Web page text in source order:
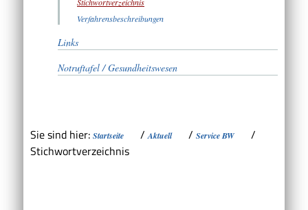
Verfahrensbeschreibungen
Links
Notruftafel / Gesundheitswesen
Sie sind hier: Startseite /Aktuell / Service BW
/
Stichwortverzeichnis